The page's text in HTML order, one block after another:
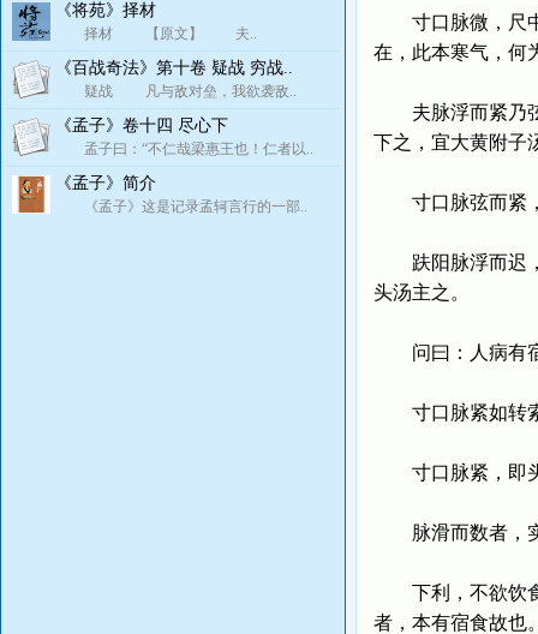
《将苑》择材
择材 【原文】 夫..
《百战奇法》第十卷 疑战 穷战..
疑战 凡与敌对垒，我欲袭敌..
《孟子》卷十四 尽心下
孟子曰：“不仁哉梁惠王也！仁者以..
《孟子》简介
《孟子》这是记录孟轲言行的一部..
寸口脉微，尺中
在，此本寒气，何
夫脉浮而紧乃弦
下之，宜大黄附子
寸口脉弦而紧，
趺阳脉浮而迟，
头汤主之。
问曰：人病有宿
寸口脉紧如转索
寸口脉紧，即头
脉滑而数者，实
下利，不欲饮食
者，本有宿食故也